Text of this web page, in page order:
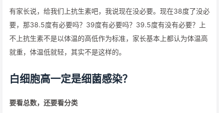
有家长说，给我们上抗生素吧，我说现在没必要。现在38度了没必
要，那38.5度有必要吗？39度有必要吗？39.5度有没有必要？上
不上抗生素不是以体温的高低作为标准，家长基本上都认为体温高
就重，体温低就轻，其实不是这样的。
白细胞高一定是细菌感染？
要看总数，还要看分类